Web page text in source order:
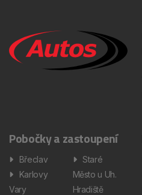
Pobočky a zastoupení
Břeclav
Karlovy
Vary
Staré
Město u Uh.
Hradiště